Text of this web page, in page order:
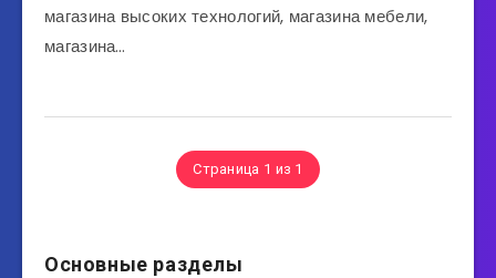
магазина высоких технологий, магазина мебели,
магазина…
Страница 1 из 1
Основные разделы